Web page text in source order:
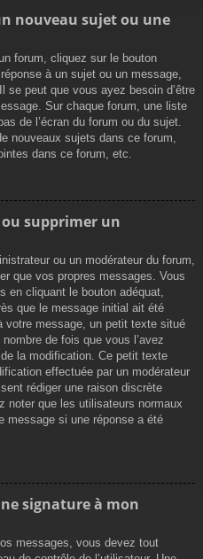
nouveau sujet ou une
forum, cliquez sur le bouton
à un sujet ou un message,
se peut que vous ayez besoin d’être
Sur chaque forum, une liste
de l’écran du forum ou du sujet.
nouveaux sujets dans ce forum,
dans ce forum, etc.
supprimer un
ou un modérateur du forum,
que vos propres messages. Vous
en cliquant le bouton adéquat,
que le message initial ait été
votre message, un petit texte situé
de fois que vous l’avez
la modification. Ce petit texte
effectuée par un modérateur
rédiger une raison discrète
noter que les utilisateurs normaux
message si une réponse a été
signature à mon
messages, vous devez tout